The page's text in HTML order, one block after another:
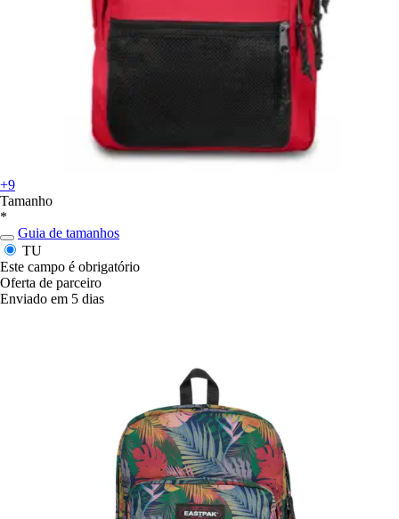
+9
Tamanho
*
Guia de tamanhos
TU
Este campo é obrigatório
Oferta de parceiro
Enviado em 5 dias